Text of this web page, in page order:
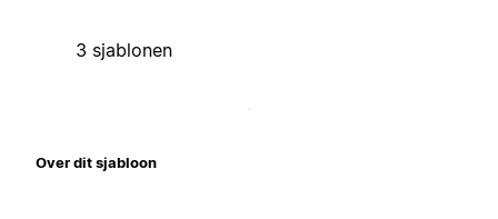
3 sjablonen
Over dit sjabloon